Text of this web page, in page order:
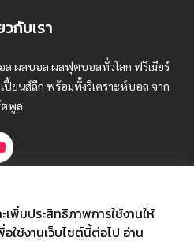
วกับเรา
ล ผลบอล ผลฟุตบอลทั่วโลก ฟรีเมียร์
ยนส์ลีก พร้อมทั้งวิเคราะห์บอล จาก
ตพูล
ด (มหาชน)
40
พิ่มประสิทธิภาพการใช้งานให้
ใช้งานเว็บไซต์นี้ต่อไป อ่าน